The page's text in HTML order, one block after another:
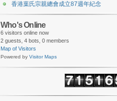
香港葉氏宗親總會成立87週年紀念
Who's Online
6 visitors online now
2 guests, 4 bots, 0 members
Map of Visitors
Powered by Visitor Maps